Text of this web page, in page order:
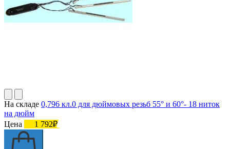
На складе 0,796 кл.0 для дюймовых резьб 55° и 60°- 18 ниток
на дюйм
Цена
1 792₽